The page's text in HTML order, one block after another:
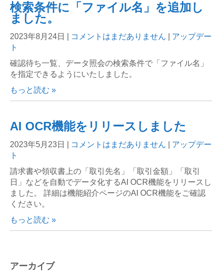
検索条件に「ファイル名」を追加し
ました。
2023年8月24日 コメントはまだありません
アップデー
ト
確認待ち一覧、データ照会の検索条件で「ファイル名」
を指定できるようにいたしました。
もっと読む »
AI OCR機能をリリースしました
2023年5月23日 コメントはまだありません
アップデー
ト
請求書や領収書上の「取引先名」「取引金額」「取引
日」などを自動でデータ化するAI OCR機能をリリースし
ました。 詳細は機能紹介ページのAI OCR機能をご確認
ください。
もっと読む »
アーカイブ